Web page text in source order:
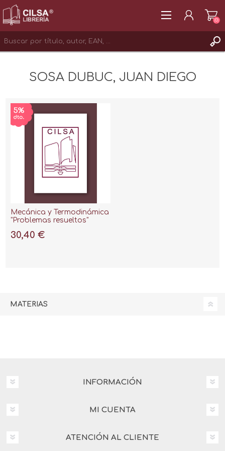
INICIAR SESIÓN
(0)
SOSA DUBUC, JUAN DIEGO
Mecánica y Termodinámica
"Problemas resueltos"
30,40 €
MATERIAS
INFORMACIÓN
MI CUENTA
ATENCIÓN AL CLIENTE